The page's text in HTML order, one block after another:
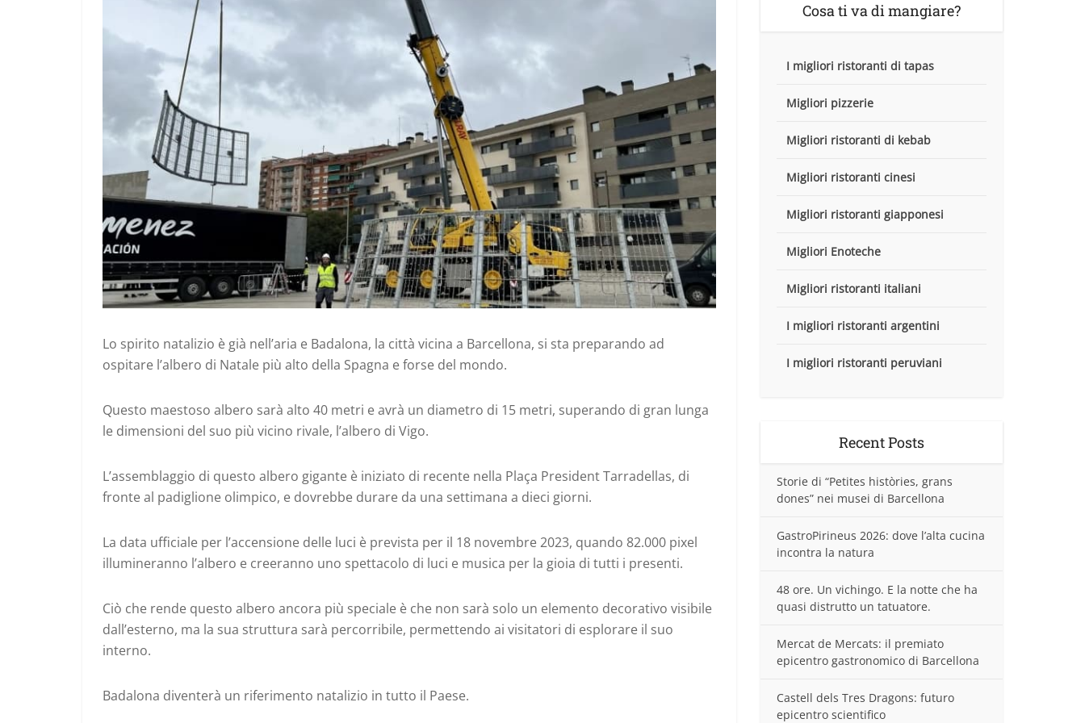
Lo spirito natalizio è già nell’aria e Badalona, la città vicina a Barcellona, si sta preparando ad
ospitare l’albero di Natale più alto della Spagna e forse del mondo.
Questo maestoso albero sarà alto 40 metri e avrà un diametro di 15 metri, superando di gran lunga
le dimensioni del suo più vicino rivale, l’albero di Vigo.
L’assemblaggio di questo albero gigante è iniziato di recente nella Plaça President Tarradellas, di
fronte al padiglione olimpico, e dovrebbe durare da una settimana a dieci giorni.
La data ufficiale per l’accensione delle luci è prevista per il 18 novembre 2023, quando 82.000 pixel
illumineranno l’albero e creeranno uno spettacolo di luci e musica per la gioia di tutti i presenti.
Ciò che rende questo albero ancora più speciale è che non sarà solo un elemento decorativo visibile
dall’esterno, ma la sua struttura sarà percorribile, permettendo ai visitatori di esplorare il suo
interno.
Badalona diventerà un riferimento natalizio in tutto il Paese.
Cosa ti va di mangiare?
I migliori ristoranti di tapas
Migliori pizzerie
Migliori ristoranti di kebab
Migliori ristoranti cinesi
Migliori ristoranti giapponesi
Migliori Enoteche
Migliori ristoranti italiani
I migliori ristoranti argentini
I migliori ristoranti peruviani
Recent Posts
Storie di “Petites històries, grans
dones” nei musei di Barcellona
GastroPirineus 2026: dove l’alta cucina
incontra la natura
48 ore. Un vichingo. E la notte che ha
quasi distrutto un tatuatore.
Mercat de Mercats: il premiato
epicentro gastronomico di Barcellona
Castell dels Tres Dragons: futuro
epicentro scientifico